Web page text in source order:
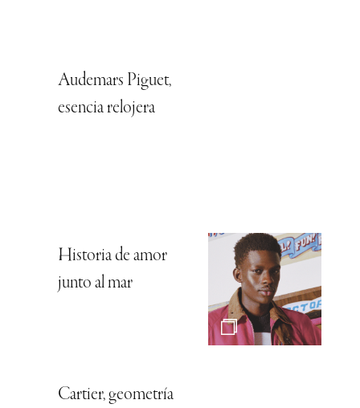
Audemars Piguet,
esencia relojera
Historia de amor
junto al mar
Cartier, geometría